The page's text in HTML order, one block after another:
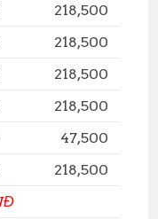
218,500
218,500
218,500
218,500
47,500
218,500